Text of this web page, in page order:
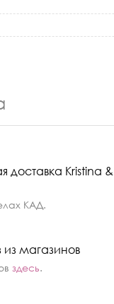
Kristina &
КАД.
магазинов
здесь.